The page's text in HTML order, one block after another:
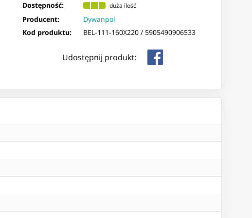
Dostępność: duża ilość
Producent:
Dywanpol
Kod produktu:
BEL-111-160X220 / 5905490906533
Udostępnij produkt: